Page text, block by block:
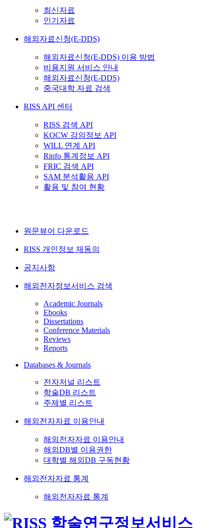
최신자료
인기자료
해외자료신청(E-DDS)
해외자료신청(E-DDS) 이용 방법
비용지원 서비스 안내
해외자료신청(E-DDS)
중국대학 자료 검색
RISS API 센터
RISS 검색 API
KOCW 강의정보 API
WILL 연계 API
Rinfo 통계정보 API
FRIC 검색 API
SAM 분석활용 API
활용 및 참여 현황
원문뷰어 다운로드
RISS 개인정보 재동의
공지사항
해외전자정보서비스 검색
Academic Journals
Ebooks
Dissertations
Conference Materials
Reviews
Reports
Databases & Journals
전자저널 리스트
학술DB 리스트
주제별 리스트
해외전자자료 이용안내
해외전자자료 이용안내
해외DB별 이용권한
대학별 해외DB 구독현황
해외전자자료 통계
해외전자자료 통계